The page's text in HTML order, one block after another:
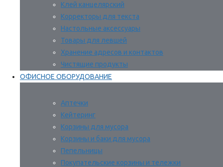
Клей канцелярский
Корректоры для текста
Настольные аксессуары
Товары для левшей
Хранение адресов и контактов
Чистящие продукты
ОФИСНОЕ ОБОРУДОВАНИЕ
Аптечки
Кейтеринг
Корзины для мусора
Корзины и баки для мусора
Пепельницы
Покупательские корзины и тележки